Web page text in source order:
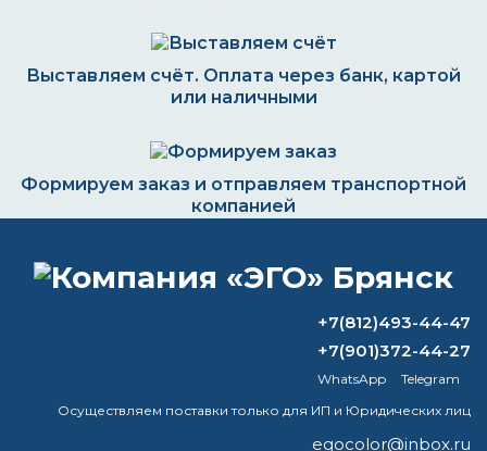
Выставляем счёт. Оплата через банк, картой
или наличными
Формируем заказ и отправляем транспортной
компанией
ВОПРОС-ОТВЕТ
Какого цвета бывает патина?
+7(812)493-44-47
+7(901)372-44-27
WhatsApp
Telegram
Осуществляем поставки только для ИП и Юридических лиц
egocolor@inbox.ru